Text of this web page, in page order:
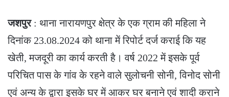
जशपुर: थाना नारायणपुर क्षेत्र के एक ग्राम की महिला ने
दिनांक 23.08.2024 को थाना में रिपोर्ट दर्ज कराई कि यह
खेती, मजदूरी का कार्य करती है। वर्ष 2022 में इसके पूर्व
परिचित पास के गांव के रहने वाले सुलोचनी सोनी, विनोद सोनी
एवं अन्य के द्वारा इसके घर में आकर घर बनाने एवं शादी कराने